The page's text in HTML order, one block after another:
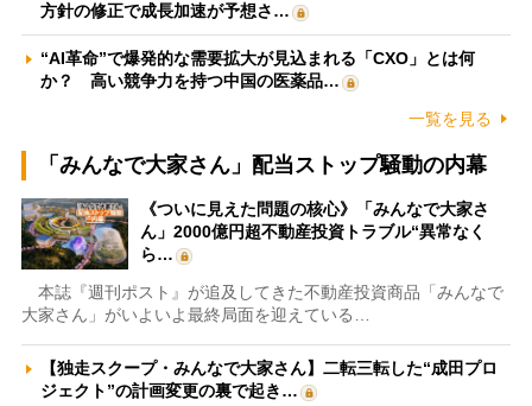
方針の修正で成長加速が予想さ…
“AI革命”で爆発的な需要拡大が見込まれる「CXO」とは何
か？ 高い競争力を持つ中国の医薬品…
一覧を見る
「みんなで大家さん」配当ストップ騒動の内幕
《ついに見えた問題の核心》「みんなで大家さ
ん」2000億円超不動産投資トラブル“異常なく
ら…
本誌『週刊ポスト』が追及してきた不動産投資商品「みんなで
大家さん」がいよいよ最終局面を迎えている…
【独走スクープ・みんなで大家さん】二転三転した“成田プロ
ジェクト”の計画変更の裏で起き…